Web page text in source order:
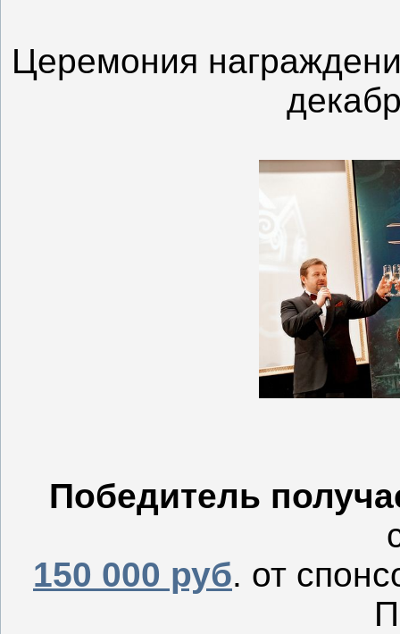
Церемония
Победитель
150 000 руб. от